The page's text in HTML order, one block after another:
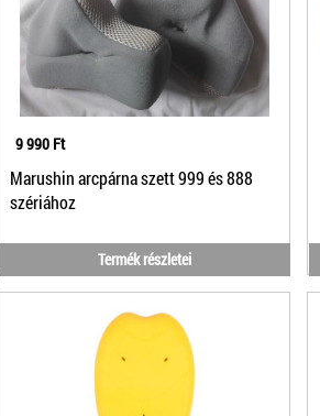
9 990 Ft
Marushin arcpárna szett 999 és 888
szériához
Termék részletei